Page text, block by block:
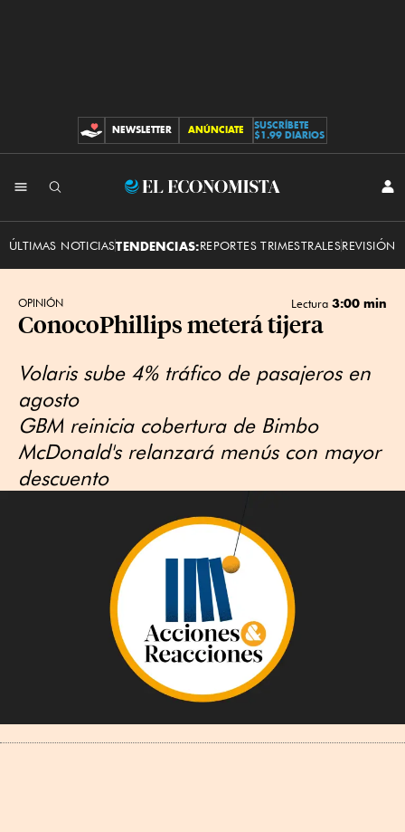
CONTRIBUCIONES
NEWSLETTER ANÚNCIATE
SUSCRÍBETE
$1.99 DIARIOS
El
ÚLTIMAS NOTICIASTENDENCIAS:REPORTES TRIMESTRALESREVISIÓN
OPINIÓN Lectura 3:00 min
ConocoPhillips meterá tijera
Volaris sube 4% tráfico de pasajeros en
agosto
GBM reinicia cobertura de Bimbo
McDonald's relanzará menús con mayor
descuento